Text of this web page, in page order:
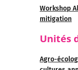
Workshop
mitigation
Unités
Agro-